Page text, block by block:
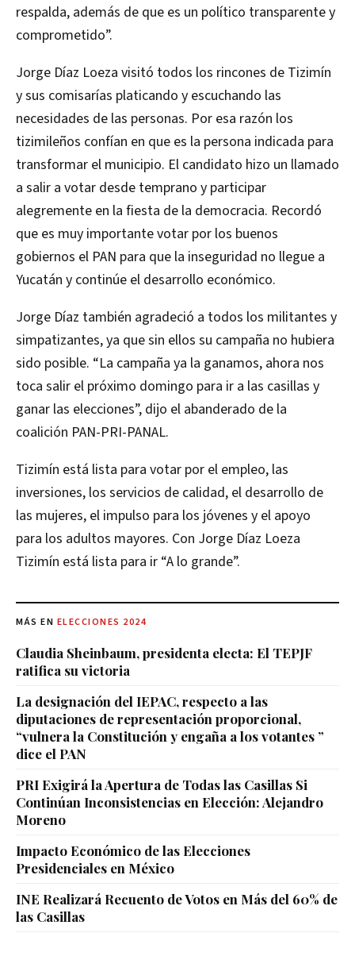
respalda, además de que es un político transparente y
comprometido”.
Jorge Díaz Loeza visitó todos los rincones de Tizimín
y sus comisarías platicando y escuchando las
necesidades de las personas. Por esa razón los
tizimileños confían en que es la persona indicada para
transformar el municipio. El candidato hizo un llamado
a salir a votar desde temprano y participar
alegremente en la fiesta de la democracia. Recordó
que es muy importante votar por los buenos
gobiernos el PAN para que la inseguridad no llegue a
Yucatán y continúe el desarrollo económico.
Jorge Díaz también agradeció a todos los militantes y
simpatizantes, ya que sin ellos su campaña no hubiera
sido posible. “La campaña ya la ganamos, ahora nos
toca salir el próximo domingo para ir a las casillas y
ganar las elecciones”, dijo el abanderado de la
coalición PAN-PRI-PANAL.
Tizimín está lista para votar por el empleo, las
inversiones, los servicios de calidad, el desarrollo de
las mujeres, el impulso para los jóvenes y el apoyo
para los adultos mayores. Con Jorge Díaz Loeza
Tizimín está lista para ir “A lo grande”.
MÁS EN ELECCIONES 2024
Claudia Sheinbaum, presidenta electa: El TEPJF
ratifica su victoria
La designación del IEPAC, respecto a las
diputaciones de representación proporcional,
“vulnera la Constitución y engaña a los votantes ”
dice el PAN
PRI Exigirá la Apertura de Todas las Casillas Si
Continúan Inconsistencias en Elección: Alejandro
Moreno
Impacto Económico de las Elecciones
Presidenciales en México
INE Realizará Recuento de Votos en Más del 60% de
las Casillas